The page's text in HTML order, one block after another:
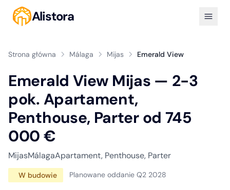
Alistora
Strona główna Málaga Mijas Emerald View
Emerald View Mijas — 2-3
pok. Apartament,
Penthouse, Parter od 745
000 €
MijasMálagaApartament, Penthouse, Parter
W budowie Planowane oddanie Q2 2028